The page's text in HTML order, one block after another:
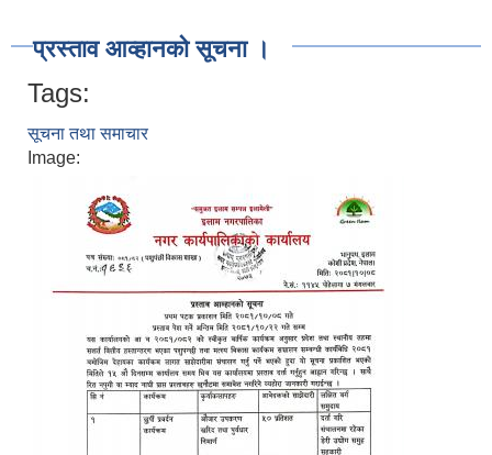
प्रस्ताव आव्हानको सूचना ।
Tags:
सूचना तथा समाचार
Image: